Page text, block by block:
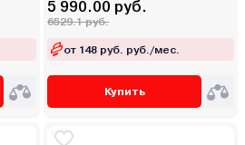
5 990.00 руб.
6529.1 руб.
от 148 руб. руб./мес.
Купить